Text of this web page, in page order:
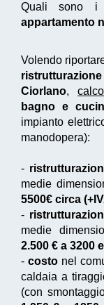
Quali sono
appartamento
Volendo
Ciorlano,
bagno e
impianto
manodopera):
-
medie
5500€ circa
-
medie
2.500 € a 3200
- costonel
caldaia a
(con